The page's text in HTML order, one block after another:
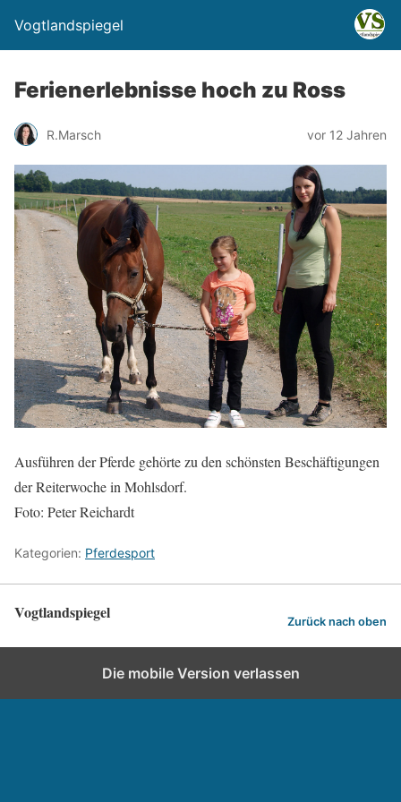
Vogtlandspiegel
Ferienerlebnisse hoch zu Ross
R.Marsch vor 12 Jahren
Ausführen der Pferde gehörte zu den schönsten Beschäftigungen
der Reiterwoche in Mohlsdorf.
Foto: Peter Reichardt
Kategorien: Pferdesport
Vogtlandspiegel Zurück nach oben
Die mobile Version verlassen